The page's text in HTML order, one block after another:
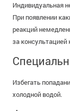
Индивидуальная
При появлении
реакций
за консультацией
Избегать
холодной водой.